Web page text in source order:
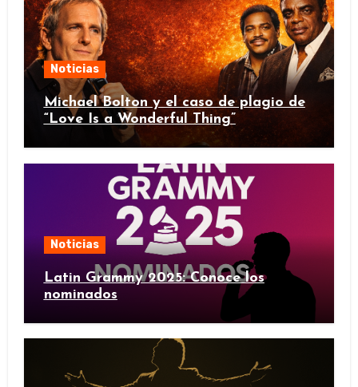
Noticias
Michael Bolton y el caso de plagio de
“Love Is a Wonderful Thing”
Noticias
Latin Grammy 2025: Conoce los
nominados